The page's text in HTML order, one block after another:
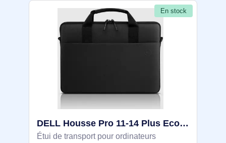
En stock
DELL Housse Pro 11-14 Plus EcoLoop - CV5423 - DELL-CV5423
Étui de transport pour ordinateurs